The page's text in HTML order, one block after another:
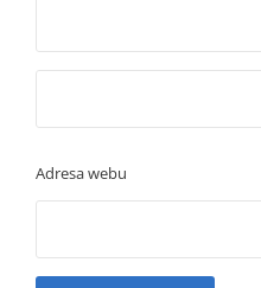
Adresa webu